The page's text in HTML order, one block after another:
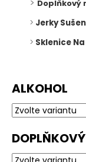
Doplňkový
> Jerky
> Sklenice
ALKOHOL